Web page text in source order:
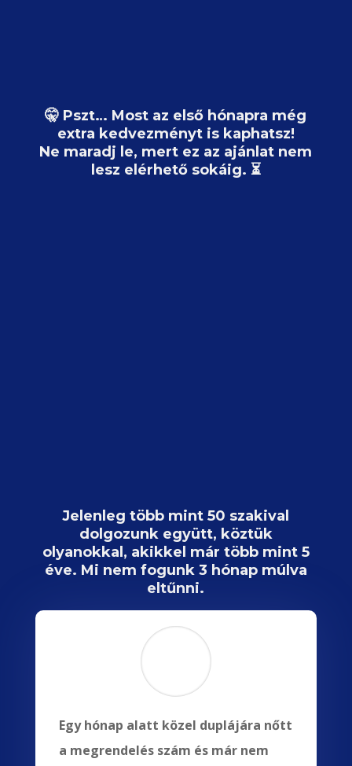
🤫 Pszt… Most az első hónapra még
extra kedvezményt is kaphatsz!
Ne maradj le, mert ez az ajánlat nem
lesz elérhető sokáig. ⏳
Jelenleg több mint 50 szakival
dolgozunk együtt, köztük
olyanokkal, akikkel már több mint 5
éve. Mi nem fogunk 3 hónap múlva
eltűnni.
Egy hónap alatt közel duplájára nőtt
a megrendelés szám és már nem